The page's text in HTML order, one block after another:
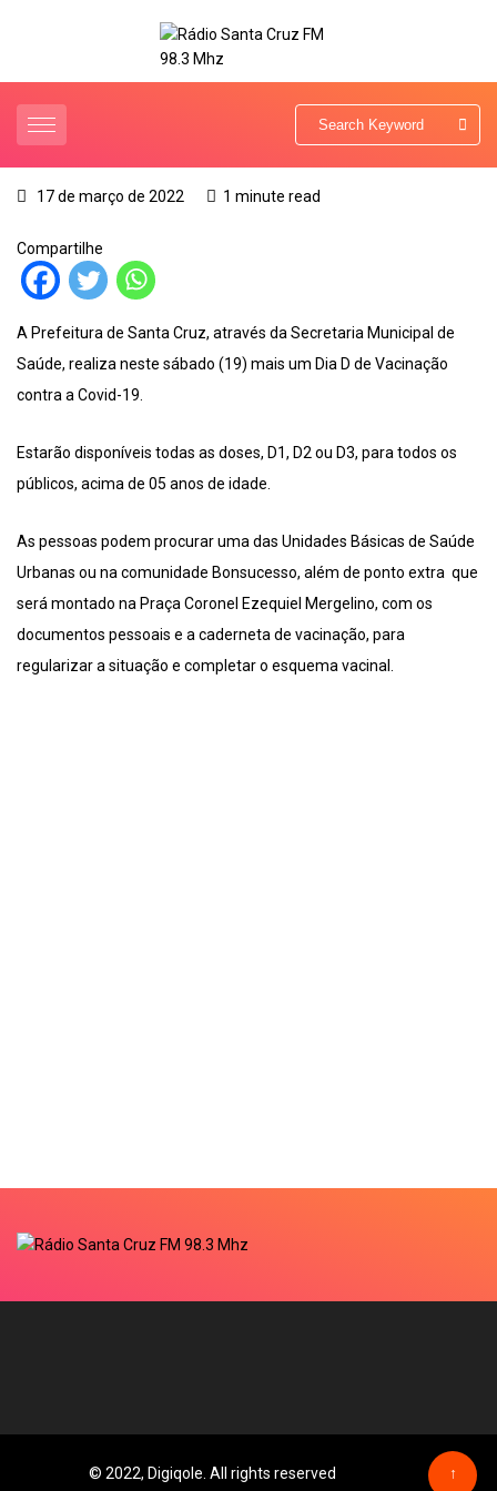
17 de março de 2022 1 minute read
Compartilhe
A Prefeitura de Santa Cruz, através da Secretaria Municipal de
Saúde, realiza neste sábado (19) mais um Dia D de Vacinação
contra a Covid-19.
Estarão disponíveis todas as doses, D1, D2 ou D3, para todos os
públicos, acima de 05 anos de idade.
As pessoas podem procurar uma das Unidades Básicas de Saúde
Urbanas ou na comunidade Bonsucesso, além de ponto extra que
será montado na Praça Coronel Ezequiel Mergelino, com os
documentos pessoais e a caderneta de vacinação, para
regularizar a situação e completar o esquema vacinal.
© 2022, Digiqole. All rights reserved ↑